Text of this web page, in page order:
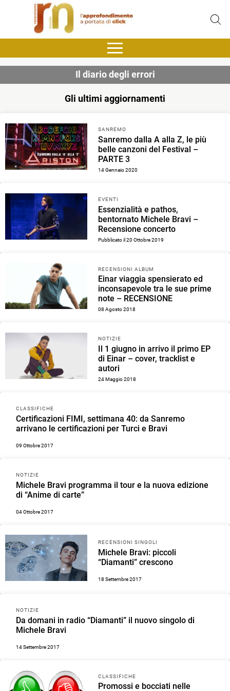
Il diario degli errori
Gli ultimi aggiornamenti
SANREMO
Sanremo dalla A alla Z, le più
belle canzoni del Festival –
PARTE 3
14 Gennaio 2020
EVENTI
Essenzialità e pathos,
bentornato Michele Bravi –
Recensione concerto
Pubblicato il 20 Ottobre 2019
RECENSIONI ALBUM
Einar viaggia spensierato ed
inconsapevole tra le sue prime
note – RECENSIONE
08 Agosto 2018
NOTIZIE
Il 1 giugno in arrivo il primo EP
di Einar – cover, tracklist e
autori
24 Maggio 2018
CLASSIFICHE
Certificazioni FIMI, settimana 40: da Sanremo
arrivano le certificazioni per Turci e Bravi
09 Ottobre 2017
NOTIZIE
Michele Bravi programma il tour e la nuova edizione
di “Anime di carte”
04 Ottobre 2017
RECENSIONI SINGOLI
Michele Bravi: piccoli
“Diamanti” crescono
18 Settembre 2017
NOTIZIE
Da domani in radio “Diamanti” il nuovo singolo di
Michele Bravi
14 Settembre 2017
CLASSIFICHE
Promossi e bocciati nelle